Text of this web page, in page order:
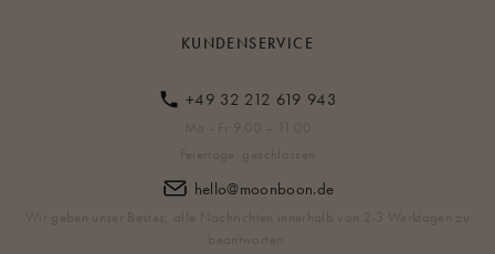
KUNDENSERVICE
+49 32 212 619 943
Mo - Fr 9:00 – 11:00
Feiertage: geschlossen
hello@moonboon.de
Wir geben unser Bestes, alle Nachrichten innerhalb von 2-3 Werktagen zu
beantworten.